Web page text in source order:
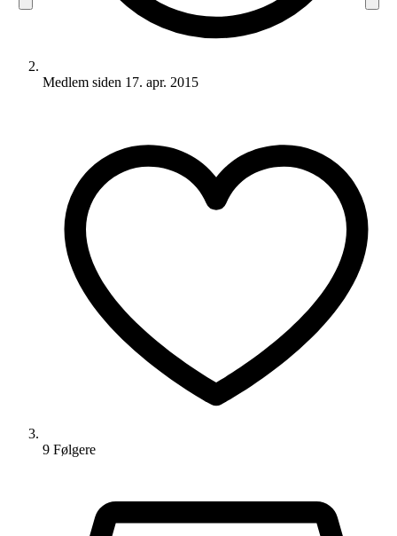
Medlem siden 17. apr. 2015
9 Følgere